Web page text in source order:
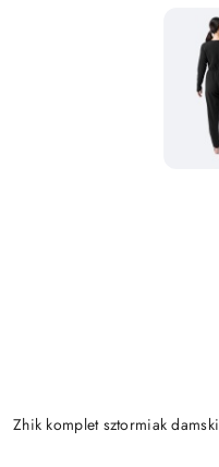
Zhik komplet sztormiak